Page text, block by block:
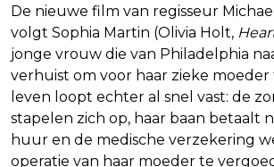
De nieuwe film van regisseur
volgt Sophia Martin (Olivia Holt,
jonge vrouw die van Philadelphia
verhuist om voor haar zieke moeder
leven loopt echter al snel vast: de
stapelen zich op, haar baan betaalt
huur en de medische verzekering
operatie van haar moeder te